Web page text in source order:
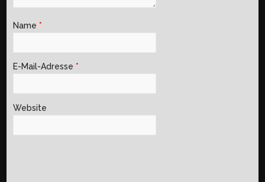
Name *
E-Mail-Adresse *
Website